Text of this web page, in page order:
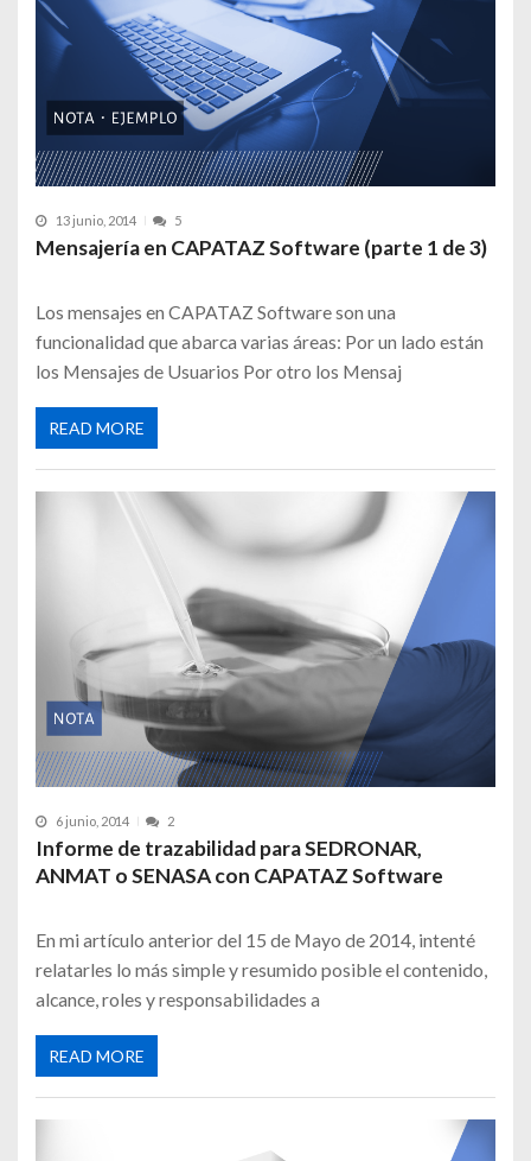
13 junio, 2014 5
Mensajería en CAPATAZ Software (parte 1 de 3)
Los mensajes en CAPATAZ Software son una
funcionalidad que abarca varias áreas: Por un lado están
los Mensajes de Usuarios Por otro los Mensaj
READ MORE
6 junio, 2014 2
Informe de trazabilidad para SEDRONAR,
ANMAT o SENASA con CAPATAZ Software
En mi artículo anterior del 15 de Mayo de 2014, intenté
relatarles lo más simple y resumido posible el contenido,
alcance, roles y responsabilidades a
READ MORE